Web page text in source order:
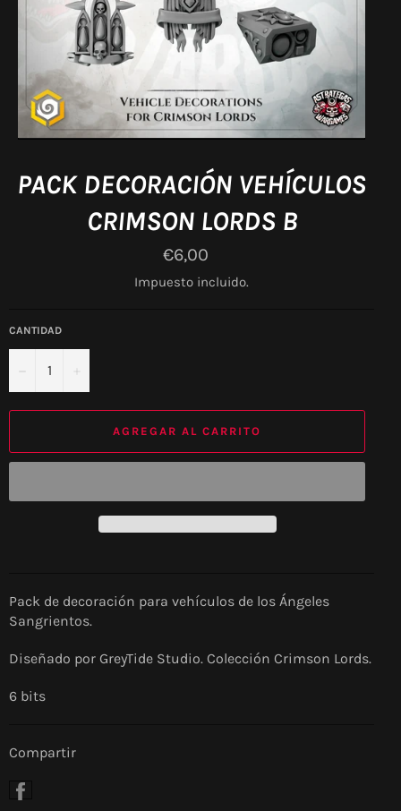
PACK DECORACIÓN VEHÍCULOS
CRIMSON LORDS B
Precio
habitual
€6,00
Impuesto incluido.
CANTIDAD
AGREGAR AL CARRITO
Pack de decoración para vehículos de los Ángeles
Sangrientos.
Diseñado por GreyTide Studio. Colección Crimson Lords.
6 bits
Compartir